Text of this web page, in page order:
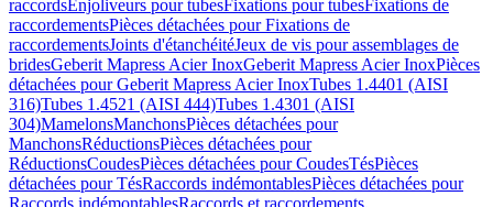
raccordsEnjoliveurs pour tubesFixations pour tubesFixations de
raccordementsPièces détachées pour Fixations de
raccordementsJoints d'étanchéitéJeux de vis pour assemblages de
bridesGeberit Mapress Acier InoxGeberit Mapress Acier InoxPièces
détachées pour Geberit Mapress Acier InoxTubes 1.4401 (AISI
316)Tubes 1.4521 (AISI 444)Tubes 1.4301 (AISI
304)MamelonsManchonsPièces détachées pour
ManchonsRéductionsPièces détachées pour
RéductionsCoudesPièces détachées pour CoudesTésPièces
détachées pour TésRaccords indémontablesPièces détachées pour
Raccords indémontablesRaccords et raccordements,